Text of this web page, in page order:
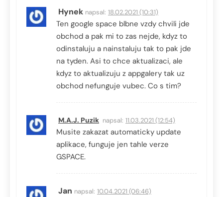
Hynek napsal: 18.02.2021 (10:31)
Ten google space blbne vzdy chvili jde
obchod a pak mi to zas nejde, kdyz to
odinstaluju a nainstaluju tak to pak jde
na tyden. Asi to chce aktualizaci, ale
kdyz to aktualizuju z appgalery tak uz
obchod nefunguje vubec. Co s tim?
M.A.J. Puzik napsal: 11.03.2021 (12:54)
Musite zakazat automaticky update
aplikace, funguje jen tahle verze
GSPACE.
Jan napsal: 10.04.2021 (06:46)